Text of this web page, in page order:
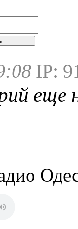
IP:
еще